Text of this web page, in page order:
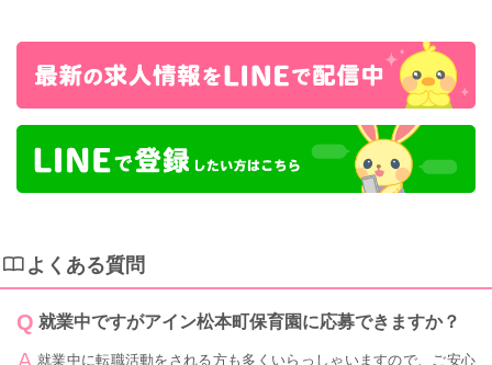
よくある質問
就業中ですがアイン松本町保育園に応募できますか？
就業中に転職活動をされる方も多くいらっしゃいますので、ご安心